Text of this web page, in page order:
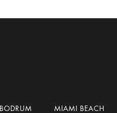
BODRUM MIAMI BEACH